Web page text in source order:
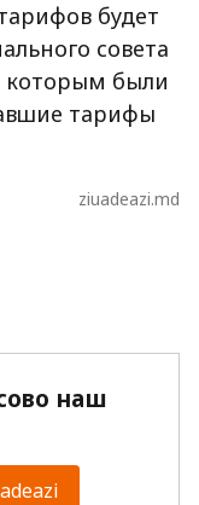
будет
совета
которым были
тарифы
ziuadeazi.md
наш